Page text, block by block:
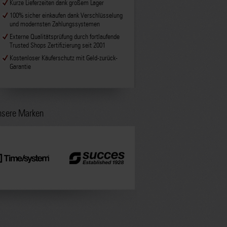
Kurze Lieferzeiten dank großem Lager
100% sicher einkaufen dank Verschlüsselung
und modernsten Zahlungssystemen
Externe Qualitätsprüfung durch fortlaufende
Trusted Shops Zertifizierung seit 2001
Kostenloser Käuferschutz mit Geld-zurück-
Garantie
Marken